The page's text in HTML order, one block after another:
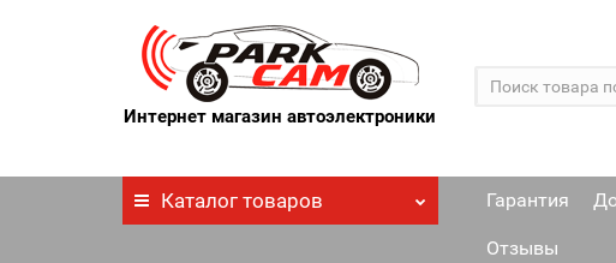
Интернет магазин автоэлектроники
Каталог товаров Гарантия
Отзывы